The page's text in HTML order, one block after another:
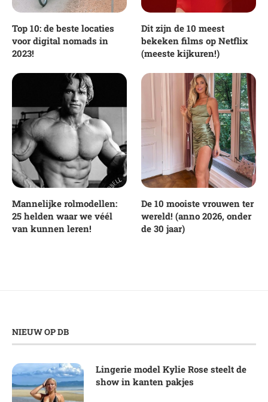
Top 10: de beste locaties
voor digital nomads in
2023!
Dit zijn de 10 meest
bekeken films op Netflix
(meeste kijkuren!)
Mannelijke rolmodellen:
25 helden waar we véél
van kunnen leren!
De 10 mooiste vrouwen ter
wereld! (anno 2026, onder
de 30 jaar)
NIEUW OP DB
Lingerie model Kylie Rose steelt de
show in kanten pakjes